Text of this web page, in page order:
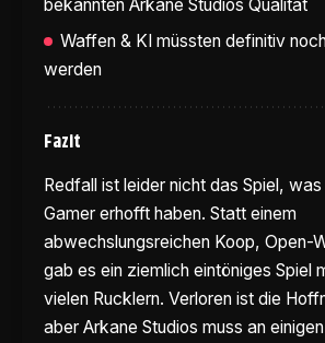
bekannten Arkane Studios Qualität
Waffen & KI müssten definitiv
werden
Fazit
Redfall ist leider nicht das Spiel,
Gamer erhofft haben. Statt einem
abwechslungsreichen Koop, Open-
gab es ein ziemlich eintöniges Spiel
vielen Rucklern. Verloren ist die
aber Arkane Studios muss an